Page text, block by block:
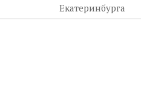
Екатеринбурга